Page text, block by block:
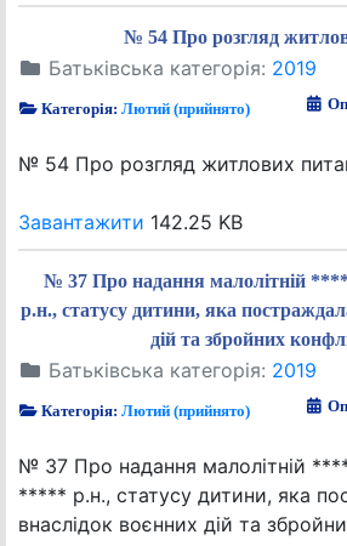
№ 54 Про розгляд
Батьківська категорія: 2019
Категорія:Лютий (прийнято)
№ 54 Про розгляд житлових
Завантажити 142.25 KB
№ 37 Про надання малолітній
р.н., статусу дитини, яка
дій та збройних
Батьківська категорія: 2019
Категорія:Лютий (прийнято)
№ 37 Про надання малолітній
***** р.н., статусу дитини, яка
внаслідок воєнних дій та